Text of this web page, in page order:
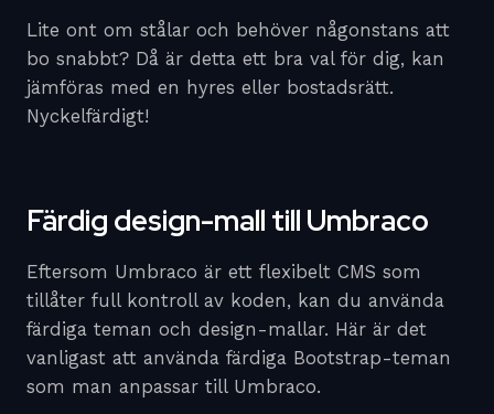
Lite ont om stålar och behöver någonstans att
bo snabbt? Då är detta ett bra val för dig, kan
jämföras med en hyres eller bostadsrätt.
Nyckelfärdigt!
Färdig design-mall till Umbraco
Eftersom Umbraco är ett flexibelt CMS som
tillåter full kontroll av koden, kan du använda
färdiga teman och design-mallar. Här är det
vanligast att använda färdiga Bootstrap-teman
som man anpassar till Umbraco.